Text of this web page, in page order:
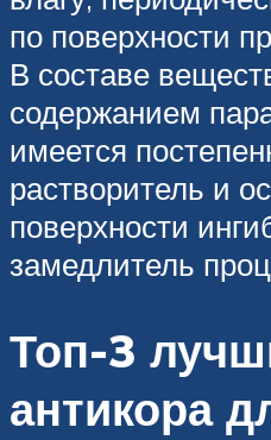
по поверхности
В составе
содержанием
имеется
растворитель и
поверхности
замедлитель
Топ-3
антикора